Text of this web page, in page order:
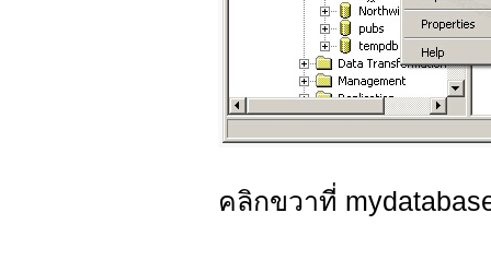
คลิกขวาที่